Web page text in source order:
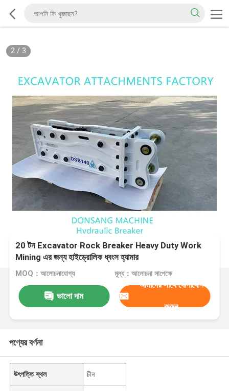
2/ 3
20 টন Excavator Rock Breaker Heavy Duty Work
Mining এর জন্য হাইড্রোলিক ধ্বংস হ্যামার
MOQ：আলোচনাযোগ্য মূল্য：আলোচনা সাপেক্ষে
ভালো দাম
আমাদের সাথে যোগাযোগ
করুন
পণ্যের বর্ণনা
উৎপত্তি স্থল চীন